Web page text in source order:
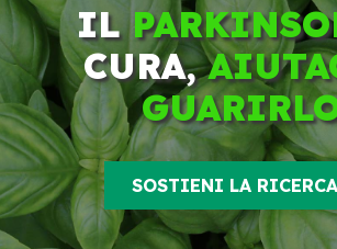
IL
CURA,
SOSTIENI LA RICERCA